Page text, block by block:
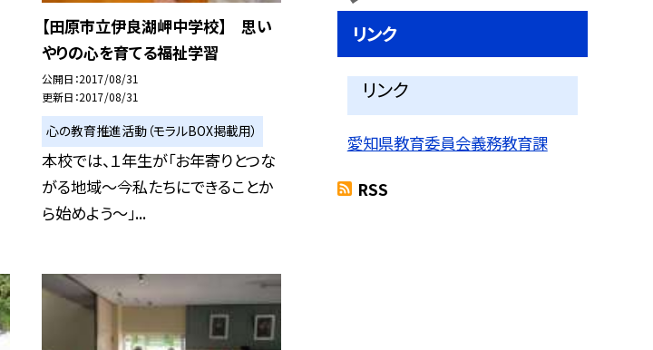
【田原市立伊良湖岬中学校】 思い
やりの心を育てる福祉学習
公開日 2017/08/31
更新日 2017/08/31
心の教育推進活動（モラルBOX掲載用）
本校では、１年生が「お年寄りとつな
がる地域〜今私たちにできることか
ら始めよう〜」...
リンク
リンク
愛知県教育委員会義務教育課
RSS